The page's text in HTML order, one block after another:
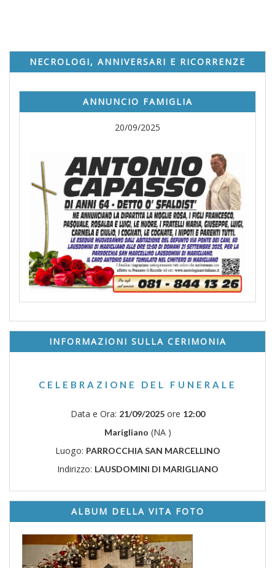
NECROLOGI, ANNIVERSARI E RICORRENZE
ANNUNCIO FAMIGLIA
20/09/2025
INFORMAZIONI SULLA CERIMONIA
CELEBRAZIONE DEL FUNERALE
Data e Ora: 21/09/2025ore 12:00
Marigliano (NA )
Luogo: PARROCCHIA SAN MARCELLINO
Indirizzo: LAUSDOMINI DI MARIGLIANO
ALBUM DELLA VITA FOTO